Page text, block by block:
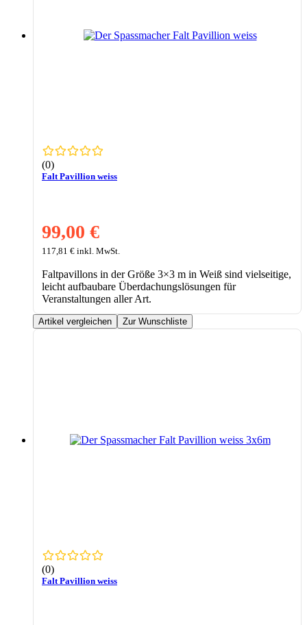
(0)
Falt Pavillion weiss
99,00 €
117,81 € inkl. MwSt.
Faltpavillons in der Größe 3×3 m in Weiß sind vielseitige,
leicht aufbaubare Überdachungslösungen für
Veranstaltungen aller Art.
Artikel vergleichen Zur Wunschliste
(0)
Falt Pavillion weiss